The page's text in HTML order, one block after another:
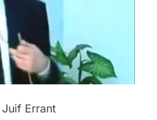
Juif Errant